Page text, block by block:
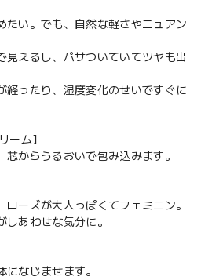
たい。でも、自然な軽さやニュアン
見えるし、パサついていてツヤも出
経ったり、湿度変化のせいですぐに
ーム】
からうるおいで包み込みます。
ローズが大人っぽくてフェミニン。
あわせな気分に。
なじませます。